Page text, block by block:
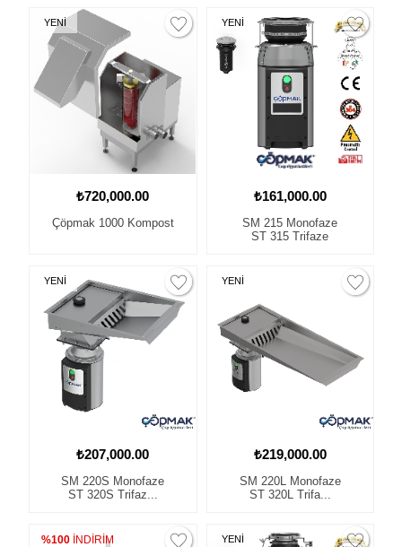
YENİ
₺720,000.00
Çöpmak 1000 Kompost
YENİ
₺161,000.00
SM 215 Monofaze
ST 315 Trifaze
YENİ
₺207,000.00
SM 220S Monofaze
ST 320S Trifaz...
YENİ
₺219,000.00
SM 220L Monofaze
ST 320L Trifa...
%100 İNDİRİM YENİ